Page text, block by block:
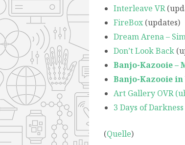
Interleave VR
FireBox(updates)
Dream Arena –
Don’t Look Back
Banjo-Kazooie –
Banjo-Kazooie in
Art Gallery OVR
3 Days of Darkness
(Quelle)